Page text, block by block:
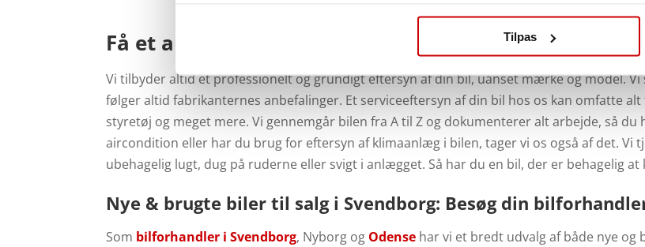
Tilpas
Få et autoriseret serviceeftersyn til en fornuftig pris
Vi tilbyder altid et professionelt og grundigt eftersyn af din bil, uanset mærke og model.
følger altid fabrikanternes anbefalinger. Et serviceeftersyn af din bil hos os kan omfatte
styretøj og meget mere. Vi gennemgår bilen fra A til Z og dokumenterer alt arbejde, så
aircondition eller har du brug for eftersyn af klimaanlæg i bilen, tager vi os også af det.
ubehagelig lugt, dug på ruderne eller svigt i anlægget. Så har du en bil, der er behagelig
Nye & brugte biler til salg i Svendborg: Besøg din
Som bilforhandler i Svendborg, Nyborg og Odense har vi et bredt udvalg af både nye